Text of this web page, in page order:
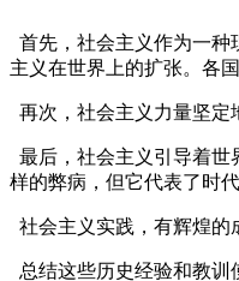
首先，社会主义作为一种
主义在世界上的扩张。各
再次，社会主义力量坚定
最后，社会主义引导着世
样的弊病，但它代表了时
社会主义实践，有辉煌的
总结这些历史经验和教训